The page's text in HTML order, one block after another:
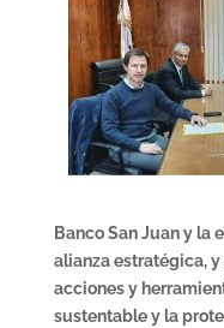
Banco San Juan y la
alianza estratégica,
acciones y
sustentable y la